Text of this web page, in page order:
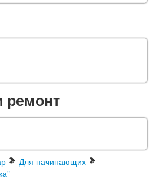
ремонт
Для начинающих